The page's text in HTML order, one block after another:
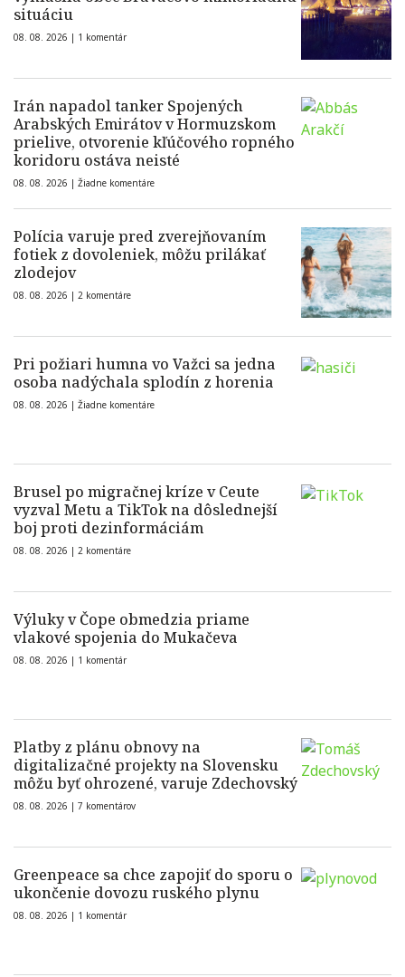
situáciu
08. 08. 2026 | 1 komentár
Irán napadol tanker Spojených
Arabských Emirátov v Hormuzskom
prielive, otvorenie kľúčového ropného
koridoru ostáva neisté
08. 08. 2026 | Žiadne komentáre
Polícia varuje pred zverejňovaním
fotiek z dovoleniek, môžu prilákať
zlodejov
08. 08. 2026 | 2 komentáre
Pri požiari humna vo Važci sa jedna
osoba nadýchala splodín z horenia
08. 08. 2026 | Žiadne komentáre
Brusel po migračnej kríze v Ceute
vyzval Metu a TikTok na dôslednejší
boj proti dezinformáciám
08. 08. 2026 | 2 komentáre
Výluky v Čope obmedzia priame
vlakové spojenia do Mukačeva
08. 08. 2026 | 1 komentár
Platby z plánu obnovy na
digitalizačné projekty na Slovensku
môžu byť ohrozené, varuje Zdechovský
08. 08. 2026 | 7 komentárov
Greenpeace sa chce zapojiť do sporu o
ukončenie dovozu ruského plynu
08. 08. 2026 | 1 komentár